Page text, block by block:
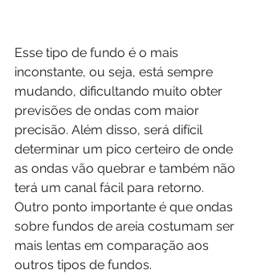
Esse tipo de fundo é o mais
inconstante, ou seja, está sempre
mudando, dificultando muito obter
previsões de ondas com maior
precisão. Além disso, será difícil
determinar um pico certeiro de onde
as ondas vão quebrar e também não
terá um canal fácil para retorno.
Outro ponto importante é que ondas
sobre fundos de areia costumam ser
mais lentas em comparação aos
outros tipos de fundos.